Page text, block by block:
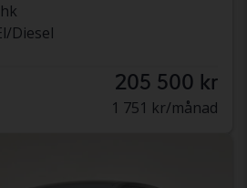
Diesel
205 500 kr
1 751 kr/månad